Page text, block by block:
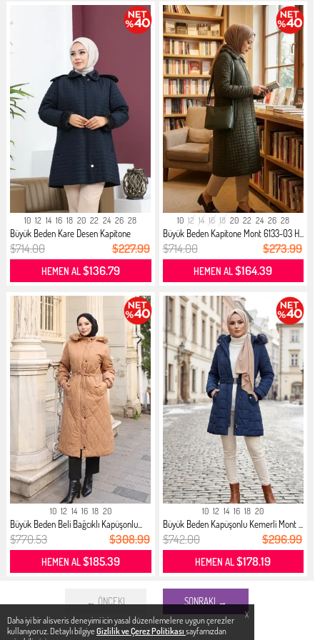
X
Daha iyi bir alisveris deneyimi icin yasal düzenlemelere uygun çerezler
kullanıyoruz. Detaylı bilgiye Gizlilik ve Çerez Politikası sayfamızdan
10 12 14 16 18 20 22 24 26 28
Büyük Beden Kare Desen Kapitone
Mon...
$714.00 $227.99
HEMEN AL$136.79
10 12 14 16 18 20 22 24 26 28
Büyük Beden Kapitone Mont 6133-03 H...
$714.00 $273.99
HEMEN AL$164.39
10 12 14 16 18 20
Büyük Beden Beli Bağcıklı Kapüşonlu...
$770.53 $308.99
HEMEN AL$185.39
10 12 14 16 18 20
Büyük Beden Kapüşonlu Kemerli Mont ...
$742.00 $296.99
HEMEN AL$178.19
← ÖNCEKI SONRAKI →